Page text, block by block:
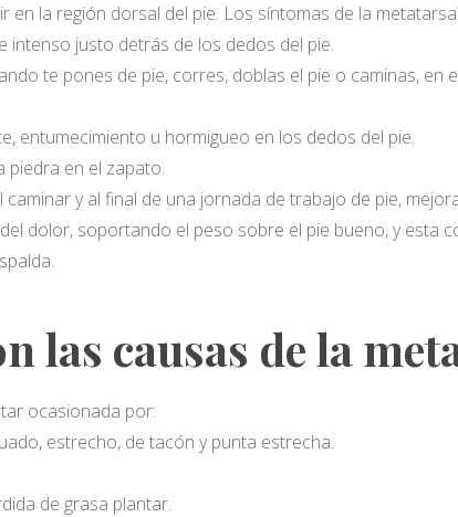
en la región dorsal del pie. Los síntomas de la
intenso justo detrás de los dedos del pie.
te pones de pie, corres, doblas el pie o caminas,
entumecimiento u hormigueo en los dedos del pie.
piedra en el zapato.
y al final de una jornada de trabajo de pie,
dolor, soportando el peso sobre el pie bueno, y
las causas de la
ocasionada por:
estrecho, de tacón y punta estrecha.
de grasa plantar.